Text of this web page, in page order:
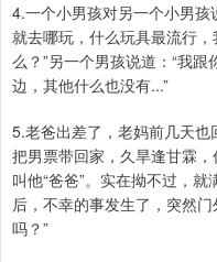
4.一个小男孩对另一个小男
就去哪玩，什么玩具最流行
么？”另一个男孩说道：“我
边，其他什么也没有...”
5.老爸出差了，老妈前几天也
把男票带回家，久旱逢甘霖
叫他“爸爸”。实在拗不过，
后，不幸的事发生了，突然
吗？”